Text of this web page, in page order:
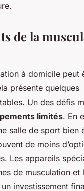
de la
à domicile peut
présente quelques
Un des défis
limités. En
salle de sport bien
de moins
Les appareils
de musculation et
investissement